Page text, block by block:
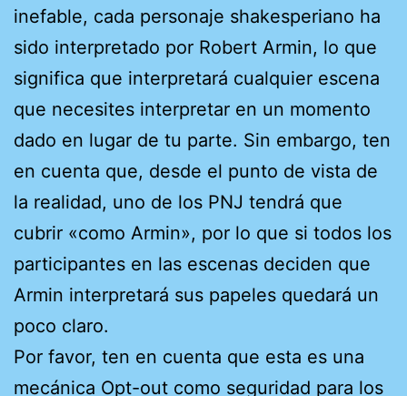
inefable, cada personaje shakesperiano ha
sido interpretado por Robert Armin, lo que
significa que interpretará cualquier escena
que necesites interpretar en un momento
dado en lugar de tu parte. Sin embargo, ten
en cuenta que, desde el punto de vista de
la realidad, uno de los PNJ tendrá que
cubrir «como Armin», por lo que si todos los
participantes en las escenas deciden que
Armin interpretará sus papeles quedará un
poco claro.
Por favor, ten en cuenta que esta es una
mecánica Opt-out como seguridad para los